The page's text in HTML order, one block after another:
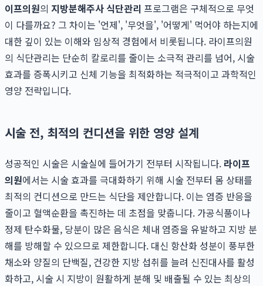
이프의원의 지방분해주사 식단관리 프로그램은 구체적으로 무엇
이 다를까요? 그 차이는 '언제', '무엇을', '어떻게' 먹어야 하는지에
대한 깊이 있는 이해와 임상적 경험에서 비롯됩니다. 라이프의원
의 식단관리는 단순히 칼로리를 줄이는 소극적 관리를 넘어, 시술
효과를 증폭시키고 신체 기능을 최적화하는 적극적이고 과학적인
영양 전략입니다.
시술 전, 최적의 컨디션을 위한 영양 설계
성공적인 시술은 시술실에 들어가기 전부터 시작됩니다. 라이프
의원에서는 시술 효과를 극대화하기 위해 시술 전부터 몸 상태를
최적의 컨디션으로 만드는 식단을 제안합니다. 이는 염증 반응을
줄이고 혈액순환을 촉진하는 데 초점을 맞춥니다. 가공식품이나
정제 탄수화물, 당분이 많은 음식은 체내 염증을 유발하고 지방 분
해를 방해할 수 있으므로 제한합니다. 대신 항산화 성분이 풍부한
채소와 양질의 단백질, 건강한 지방 섭취를 늘려 신진대사를 활성
화하고, 시술 시 지방이 원활하게 분해 및 배출될 수 있는 최상의